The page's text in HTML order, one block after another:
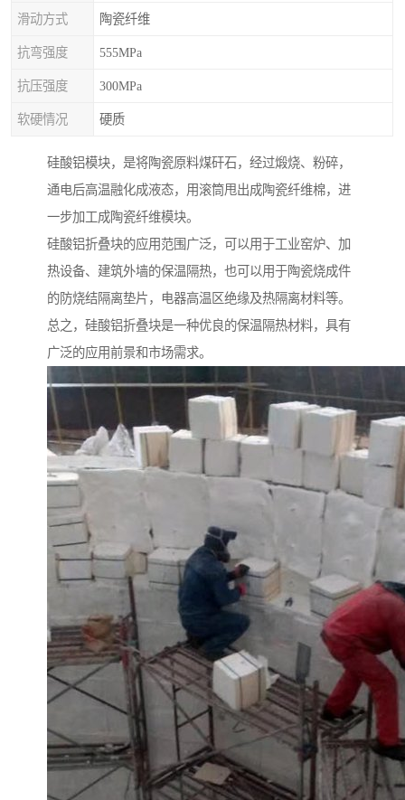
滑动方式 陶瓷纤维
抗弯强度 555MPa
抗压强度 300MPa
软硬情况 硬质
硅酸铝模块，是将陶瓷原料煤矸石，经过煅烧、粉碎，
通电后高温融化成液态，用滚筒甩出成陶瓷纤维棉，进
一步加工成陶瓷纤维模块。
硅酸铝折叠块的应用范围广泛，可以用于工业窑炉、加
热设备、建筑外墙的保温隔热，也可以用于陶瓷烧成件
的防烧结隔离垫片，电器高温区绝缘及热隔离材料等。
总之，硅酸铝折叠块是一种优良的保温隔热材料，具有
广泛的应用前景和市场需求。